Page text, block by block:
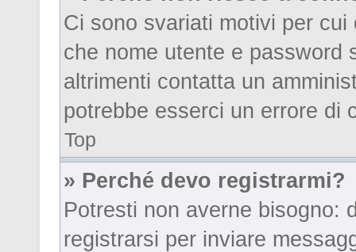
Ci sono svariati motivi per
che nome utente e password
altrimenti contatta un
potrebbe esserci un errore di
Top
» Perché devo registrarmi?
Potresti non averne bisogno:
registrarsi per inviare